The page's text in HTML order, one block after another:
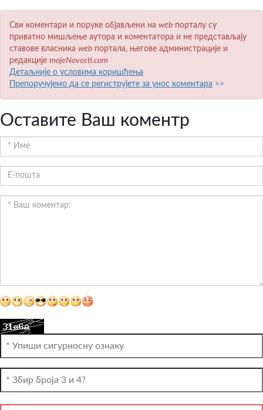
Сви коментари и поруке објављени на wеb порталу су
приватно мишљење аутора и коментатора и не представљају
ставове власника wеb портала, његове администрације и
редакције mojeNovosti.com
Детаљније о условима коришћења
Препоручујемо да се региструјете за унос коментара >>
Оставите Ваш коментр